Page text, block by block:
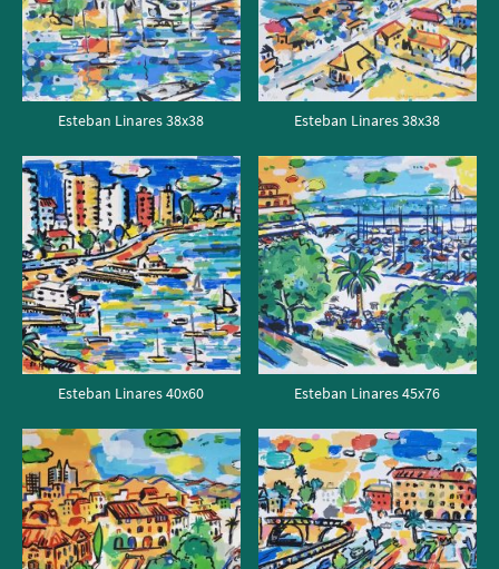
Esteban Linares 38x38 Esteban Linares 38x38
Esteban Linares 40x60 Esteban Linares 45x76